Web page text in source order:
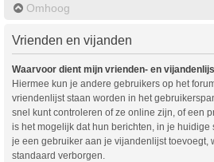
Omhoog
Vrienden en vijanden
Waarvoor dient mijn vrienden- en
Hiermee kun je andere gebruikers op het
vriendenlijst staan worden in het
snel kunt controleren of ze online zijn, of een
is het mogelijk dat hun berichten, in je huidige
je een gebruiker aan je vijandenlijst toevoegt,
standaard verborgen.